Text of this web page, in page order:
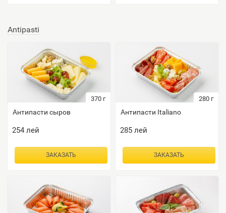
Antipasti
370 г
Антипасти сыров
254лей
ЗАКАЗАТЬ
280 г
Антипасти Italiano
285лей
ЗАКАЗАТЬ